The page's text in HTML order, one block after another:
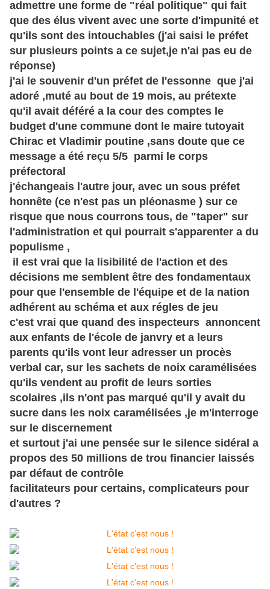
admettre une forme de "réal politique" qui fait
que des élus vivent avec une sorte d'impunité et
qu'ils sont des intouchables (j'ai saisi le préfet
sur plusieurs points a ce sujet,je n'ai pas eu de
réponse)
j'ai le souvenir d'un préfet de l'essonne que j'ai
adoré ,muté au bout de 19 mois, au prétexte
qu'il avait déféré a la cour des comptes le
budget d'une commune dont le maire tutoyait
Chirac et Vladimir poutine ,sans doute que ce
message a été reçu 5/5 parmi le corps
préfectoral
j'échangeais l'autre jour, avec un sous préfet
honnête (ce n'est pas un pléonasme ) sur ce
risque que nous courrons tous, de "taper" sur
l'administration et qui pourrait s'apparenter a du
populisme ,
il est vrai que la lisibilité de l'action et des
décisions me semblent être des fondamentaux
pour que l'ensemble de l'équipe et de la nation
adhérent au schéma et aux régles de jeu
c'est vrai que quand des inspecteurs annoncent
aux enfants de l'école de janvry et a leurs
parents qu'ils vont leur adresser un procès
verbal car, sur les sachets de noix caramélisées
qu'ils vendent au profit de leurs sorties
scolaires ,ils n'ont pas marqué qu'il y avait du
sucre dans les noix caramélisées ,je m'interroge
sur le discernement
et surtout j'ai une pensée sur le silence sidéral a
propos des 50 millions de trou financier laissés
par défaut de contrôle
facilitateurs pour certains, complicateurs pour
d'autres ?